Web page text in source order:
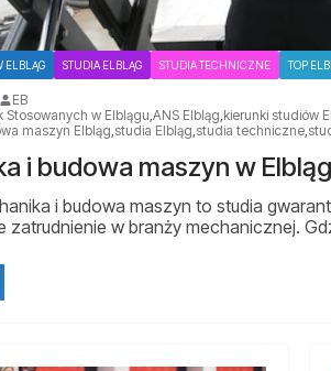
ELBLĄG STUDIA ELBLĄG STUDIA TECHNICZNE TOP
EB
Stosowanych w Elblągu ANS Elbląg kierunki studiów
maszyn Elbląg studia Elbląg studia techniczne
i budowa maszyn w
i budowa maszyn to studia
zatrudnienie w branży mechanicznej.